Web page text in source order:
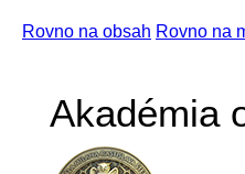
Rovno na obsah Rovno na
Akadémia